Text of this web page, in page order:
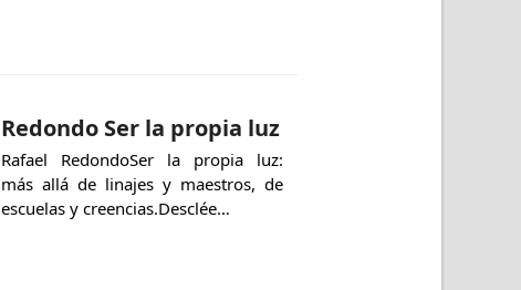
Redondo Ser la propia luz
Rafael RedondoSer la propia luz:
más allá de linajes y maestros, de
escuelas y creencias.Desclée…